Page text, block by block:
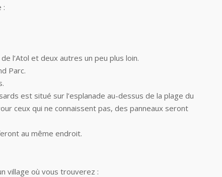
:
l’Atol et deux autres un peu plus loin.
Parc.
est situé sur l’esplanade au-dessus de la plage du
ceux qui ne connaissent pas, des panneaux seront
au même endroit.
village où vous trouverez :